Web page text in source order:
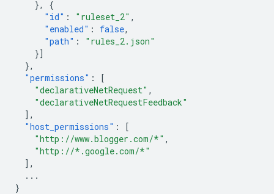
},
{
"id" : "ruleset_2" ,
"enabled" : false,
"path" :
"rules_2.json"
}]
},
"permissions" :
[
"declarativeNetRequest" ,
"declarativeNetRequestFeedback"
],
"host_permissions" :
[
"http://www.blogger.com/*" ,
"http://*.google.com/*"
],
...
}